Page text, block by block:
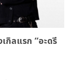
ลแรก “อะดรี